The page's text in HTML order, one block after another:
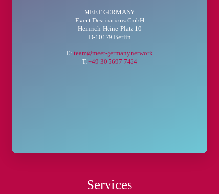
MEET GERMANY
Event Destinations GmbH
Heinrich-Heine-Platz 10
D-10179 Berlin
E: team@meet-germany.network
T: +49 30 5697 7464
Services